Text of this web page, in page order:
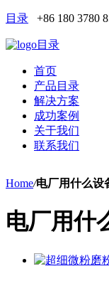
目录 +86 180 3780
目录
首页
产品目录
解决方案
成功案例
关于我们
联系我们
Home/电厂用什么设
电厂用什